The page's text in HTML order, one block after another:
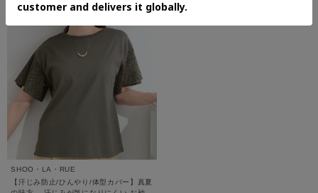
SHOO・LA・RUE
【汗じみ防止/ひんやり/体型カバー】真夏